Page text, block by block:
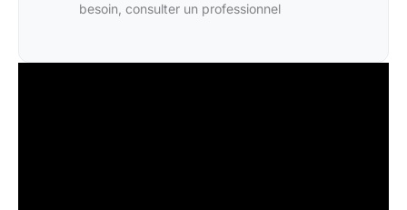
besoin, consulter un professionnel